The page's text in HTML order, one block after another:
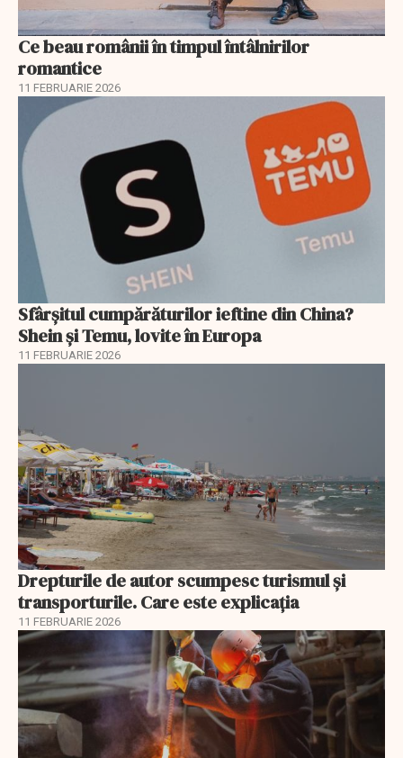
Ce beau românii în timpul întâlnirilor
romantice
11 FEBRUARIE 2026
Sfârșitul cumpărăturilor ieftine din China?
Shein și Temu, lovite în Europa
11 FEBRUARIE 2026
Drepturile de autor scumpesc turismul și
transporturile. Care este explicația
11 FEBRUARIE 2026